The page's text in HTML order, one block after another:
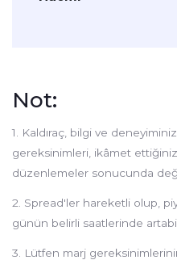
Not:
1.
Kaldıraç, bilgi ve
gereksinimleri, ikâmet
düzenlemeler sonucunda
2. Spread'ler hareketli olup,
günün belirli saatlerinde
3.
Lütfen marj